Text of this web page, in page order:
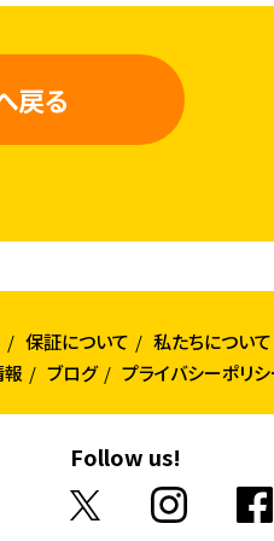
戻る
保証について
私たちについて
ブログ プライバシーポリ
Follow us!